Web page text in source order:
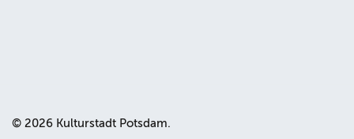
© 2026 Kulturstadt Potsdam.